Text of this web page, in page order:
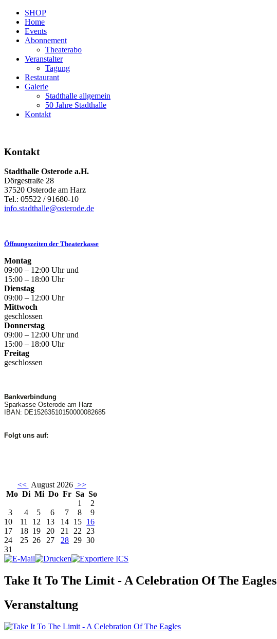
SHOP
Home
Events
Abonnement
Theaterabo
Veranstalter
Tagung
Restaurant
Galerie
Stadthalle allgemein
50 Jahre Stadthalle
Kontakt
Kontakt
Stadthalle Osterode a.H.
Dörgestraße 28
37520 Osterode am Harz
Tel.: 05522 / 91680-10
info.stadthalle@osterode.de
Öffnungszeiten der Theaterkasse
Montag
09:00 – 12:00 Uhr und
15:00 – 18:00 Uhr
Dienstag
09:00 – 12:00 Uhr
Mittwoch
geschlossen
Donnerstag
09:00 – 12:00 Uhr und
15:00 – 18:00 Uhr
Freitag
geschlossen
Bankverbindung
Sparkasse Osterode am Harz
IBAN: DE15263510150000082685
Folgt uns auf:
<< August 2026 >>
Mo Di Mi Do Fr Sa So
1
2
3
4 5 6 7 8
9
10
11 12 13 14 15 16
17
18 19 20 21 22 23
24
25 26 27 28 29 30
31
Take It To The Limit - A Celebration Of The Eagles
Veranstaltung